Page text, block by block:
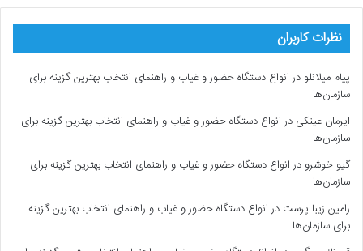
نظرات کاربران
پیام میلانلو درانواع دستگاه حضور و غیاب و راهنمای انتخاب بهترین گزینه برای
سازمان‌ها
ایرمان عینکی درانواع دستگاه حضور و غیاب و راهنمای انتخاب بهترین گزینه برای
سازمان‌ها
گیو خوشرو درانواع دستگاه حضور و غیاب و راهنمای انتخاب بهترین گزینه برای
سازمان‌ها
رامین زیبا پرست درانواع دستگاه حضور و غیاب و راهنمای انتخاب بهترین گزینه
برای سازمان‌ها